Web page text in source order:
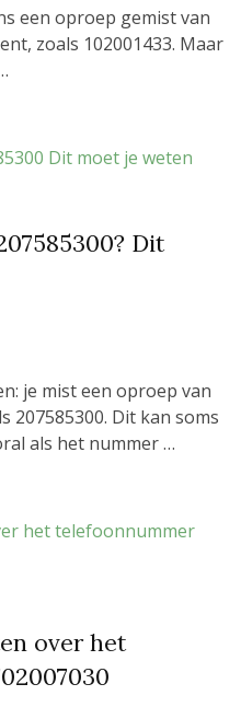
een oproep gemist van
zoals 102001433. Maar
Dit
je mist een oproep van
207585300. Dit kan soms
als het nummer …
over het